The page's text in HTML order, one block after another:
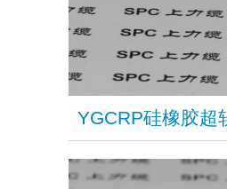
YGCRP硅橡胶超